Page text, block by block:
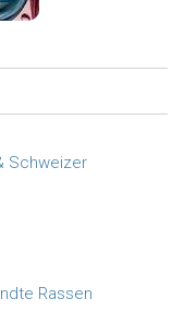
Schweizer
Rassen